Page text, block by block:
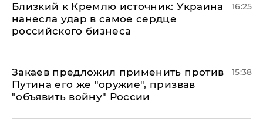
Близкий к Кремлю источник: Украина
нанесла удар в самое сердце
российского бизнеса
16:25
Закаев предложил применить против
Путина его же "оружие", призвав
"объявить войну" России
15:38